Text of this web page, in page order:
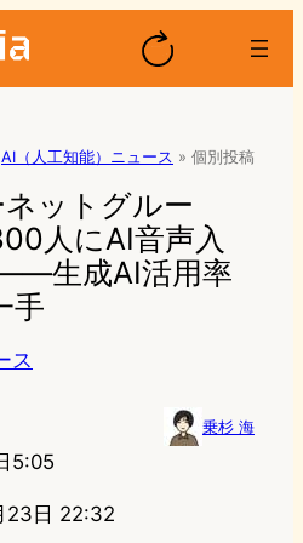
AI（人工知能）ニュース » 個別投稿
ットグルー
人にAI音声入
生成AI活用率
手
ス
乗杉 海
5:05
23日 22:32